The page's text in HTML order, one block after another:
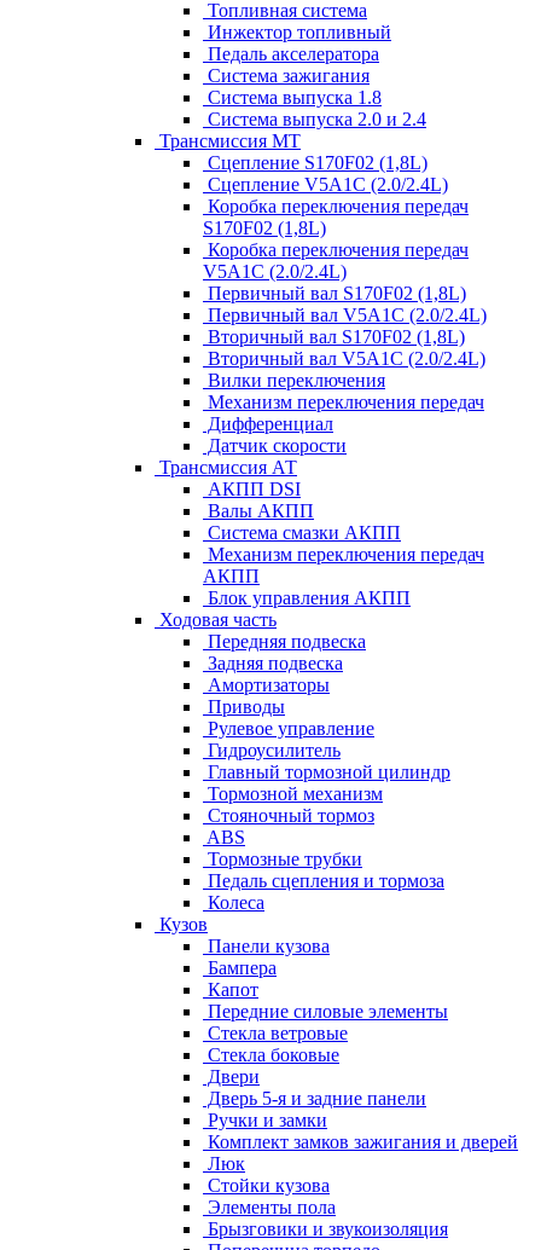
Топливная система
Инжектор топливный
Педаль акселератора
Система зажигания
Система выпуска 1.8
Система выпуска 2.0 и 2.4
Трансмиссия МТ
Сцепление S170F02 (1,8L)
Сцепление V5A1C (2.0/2.4L)
Коробка переключения передач
S170F02 (1,8L)
Коробка переключения передач
V5A1C (2.0/2.4L)
Первичный вал S170F02 (1,8L)
Первичный вал V5A1C (2.0/2.4L)
Вторичный вал S170F02 (1,8L)
Вторичный вал V5A1C (2.0/2.4L)
Вилки переключения
Механизм переключения передач
Дифференциал
Датчик скорости
Трансмиссия АТ
АКПП DSI
Валы АКПП
Система смазки АКПП
Механизм переключения передач
АКПП
Блок управления АКПП
Ходовая часть
Передняя подвеска
Задняя подвеска
Амортизаторы
Приводы
Рулевое управление
Гидроусилитель
Главный тормозной цилиндр
Тормозной механизм
Стояночный тормоз
ABS
Тормозные трубки
Педаль сцепления и тормоза
Колеса
Кузов
Панели кузова
Бампера
Капот
Передние силовые элементы
Стекла ветровые
Стекла боковые
Двери
Дверь 5-я и задние панели
Ручки и замки
Комплект замков зажигания и дверей
Люк
Стойки кузова
Элементы пола
Брызговики и звукоизоляция